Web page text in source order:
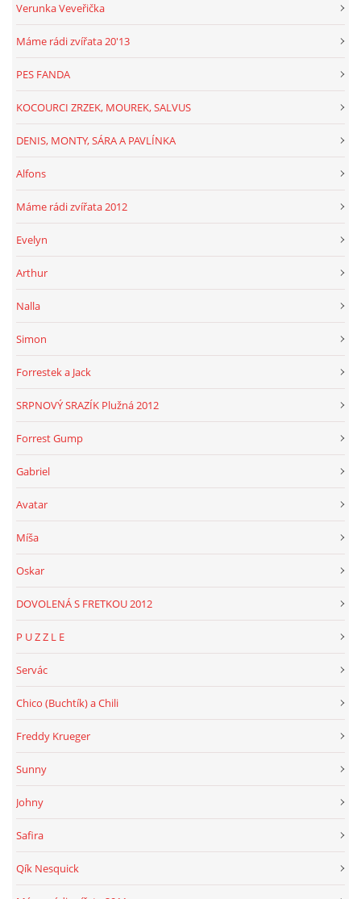
Verunka Veveřička
Máme rádi zvířata 20'13
PES FANDA
KOCOURCI ZRZEK, MOUREK, SALVUS
DENIS, MONTY, SÁRA A PAVLÍNKA
Alfons
Máme rádi zvířata 2012
Evelyn
Arthur
Nalla
Simon
Forrestek a Jack
SRPNOVÝ SRAZÍK Plužná 2012
Forrest Gump
Gabriel
Avatar
Míša
Oskar
DOVOLENÁ S FRETKOU 2012
P U Z Z L E
Servác
Chico (Buchtík) a Chili
Freddy Krueger
Sunny
Johny
Safira
Qík Nesquick